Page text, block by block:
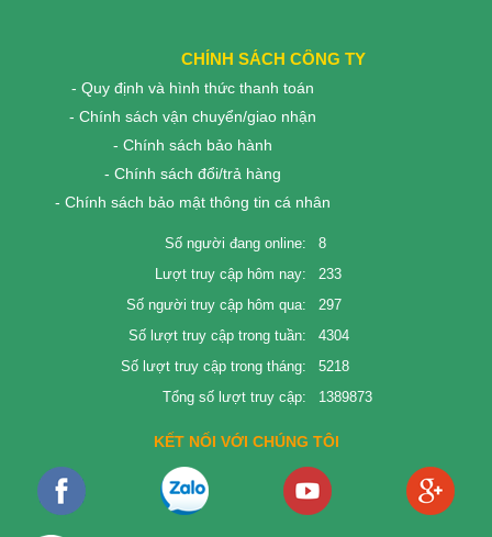
CHÍNH SÁCH CÔNG TY
- Quy định và hình thức thanh toán
- Chính sách vận chuyển/giao nhận
- Chính sách bảo hành
- Chính sách đổi/trả hàng
- Chính sách bảo mật thông tin cá nhân
Số người đang online:
8
Lượt truy cập hôm nay:
233
Số người truy cập hôm qua:
297
Số lượt truy cập trong tuần:
4304
Số lượt truy cập trong tháng:
5218
Tổng số lượt truy cập:
1389873
KẾT NỐI VỚI CHÚNG TÔI